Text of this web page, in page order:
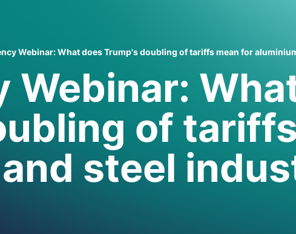
Webinar: What does Trump's doubling of tariffs mean for
Webinar:
of
steel